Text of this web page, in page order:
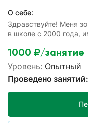
1000 ₽/занятие
Уровень: Опытный
Проведено занятий:
О себе:
Здравствуйте! Меня
в школе с 2000 года,
геометрии в 5-9
математике своих
экзамены и
подход к каждому
выстраиваем
этому
математике
самым привить